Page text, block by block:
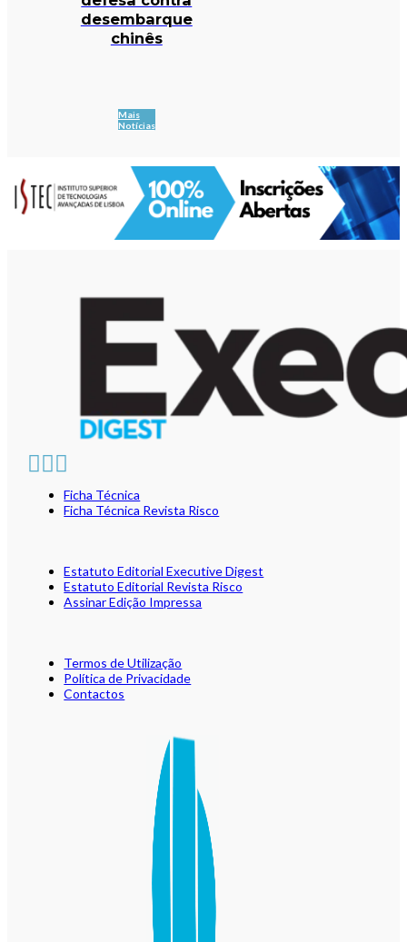
desembarque
chinês
Mais
Notícias
Ficha Técnica
Ficha Técnica Revista Risco
Estatuto Editorial Executive Digest
Estatuto Editorial Revista Risco
Assinar Edição Impressa
Termos de Utilização
Política de Privacidade
Contactos